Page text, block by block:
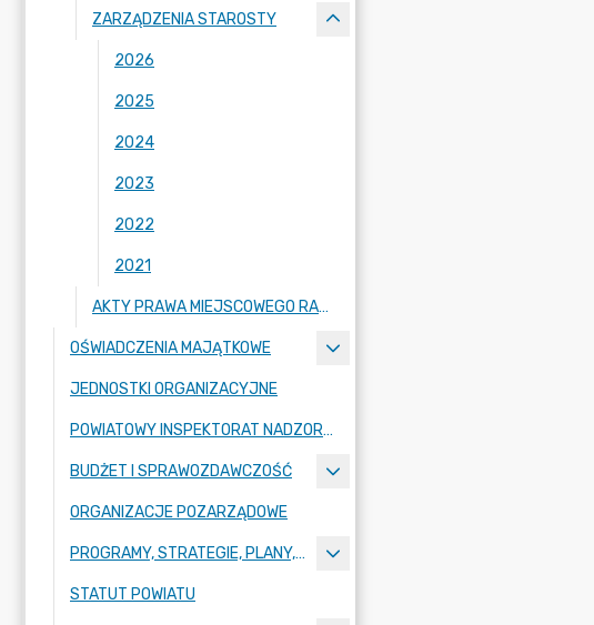
ZARZĄDZENIA STAROSTY
2026
2025
2024
2023
2022
2021
AKTY PRAWA MIEJSCOWEGO RADY POWIATU ZGORZELECKIEGO
OŚWIADCZENIA MAJĄTKOWE
JEDNOSTKI ORGANIZACYJNE
POWIATOWY INSPEKTORAT NADZORU BUDOWLANEGO
BUDŻET I SPRAWOZDAWCZOŚĆ
ORGANIZACJE POZARZĄDOWE
PROGRAMY, STRATEGIE, PLANY, RAPORTY
STATUT POWIATU